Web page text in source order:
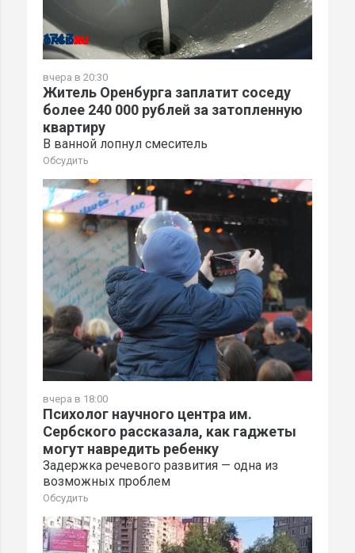
вчера в 20:30
Житель Оренбурга заплатит соседу
более 240 000 рублей за затопленную
квартиру
В ванной лопнул смеситель
Обсудить
вчера в 18:00
Психолог научного центра им.
Сербского рассказала, как гаджеты
могут навредить ребенку
Задержка речевого развития — одна из
возможных проблем
Обсудить